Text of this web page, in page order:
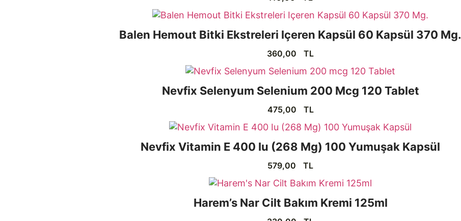
Balen Hemout Bitki Ekstreleri Içeren Kapsül 60 Kapsül 370 Mg.
360,00 TL
Nevfix Selenyum Selenium 200 Mcg 120 Tablet
475,00 TL
Nevfix Vitamin E 400 Iu (268 Mg) 100 Yumuşak Kapsül
579,00 TL
Harem’s Nar Cilt Bakım Kremi 125ml